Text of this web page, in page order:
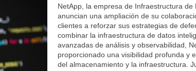
NetApp, la empresa de Infraestructura de
anuncian una ampliación de su
clientes a reforzar sus estrategias de
combinar la infraestructura de datos
avanzadas de análisis y observabilidad,
proporcionado una visibilidad profunda y
del almacenamiento y la infraestructura.